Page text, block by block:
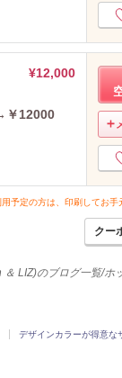
2022
2022年
2022
2022
2022年
2022
2022
2022年
2022年
2022年
2021
¥12,000
￥12000
予定の方は、印刷してお手
クー
＆ LIZ)のブログ一覧/ホ
デザインカラーが得意な